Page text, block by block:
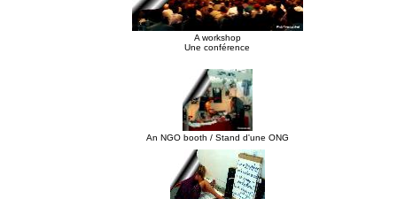
A workshop
Une conférence
An NGO booth / Stand d'une ONG